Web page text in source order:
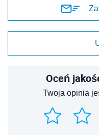
Oceń
Twoja opinia